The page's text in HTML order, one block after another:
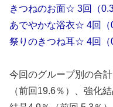
きつねのお面☆ 3回（0.3
あでやかな浴衣☆ 4回（
祭りのきつね耳☆ 4回（
今回のグループ別の合
（前回19.6％）、強化